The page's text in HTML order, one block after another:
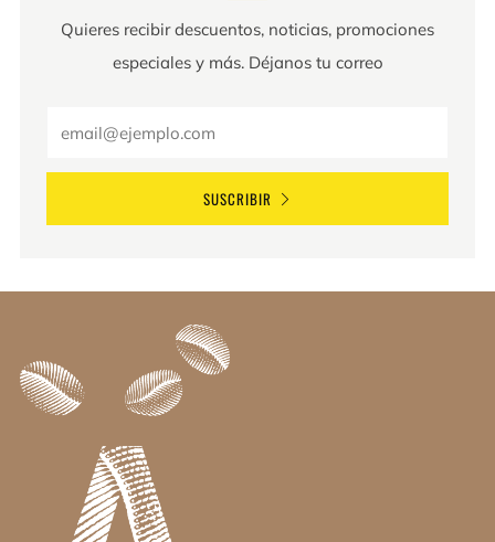
Quieres recibir descuentos, noticias, promociones
especiales y más. Déjanos tu correo
SUSCRIBIR